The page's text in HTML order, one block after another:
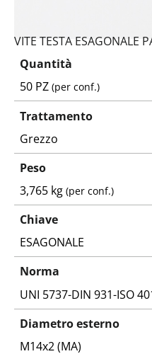
VITE TESTA ESAGONALE
Quantità
50 PZ(per conf.)
Trattamento
Grezzo
Peso
3,765 kg(per conf.)
Chiave
ESAGONALE
Norma
UNI 5737-DIN 931-ISO
Diametro esterno
M14x2 (MA)